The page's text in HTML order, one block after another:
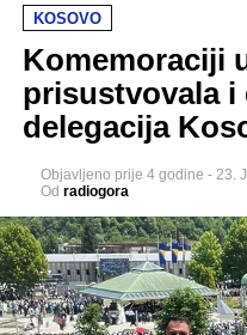
KOSOVO
Komemoraciji
prisustvovala i
delegacija
Objavljeno prije 4 godine - 23.
Od radiogora